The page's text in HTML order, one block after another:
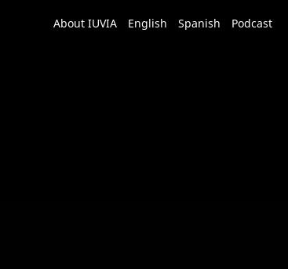
About IUVIA English Spanish Podcast